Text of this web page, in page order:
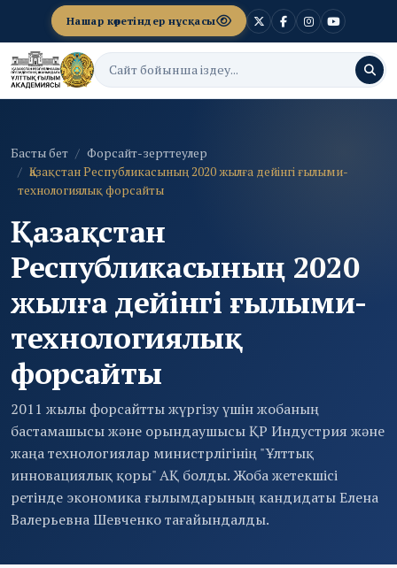
Нашар көретіндер нұсқасы
Басты бет
Форсайт-зерттеулер
Қазақстан Республикасының 2020 жылға дейінгі ғылыми-
технологиялық форсайты
Қазақстан
Республикасының 2020
жылға дейінгі ғылыми-
технологиялық
форсайты
2011 жылы форсайтты жүргізу үшін жобаның
бастамашысы және орындаушысы ҚР Индустрия және
жаңа технологиялар министрлігінің "Ұлттық
инновациялық қоры" АҚ болды. Жоба жетекшісі
ретінде экономика ғылымдарының кандидаты Елена
Валерьевна Шевченко тағайындалды.